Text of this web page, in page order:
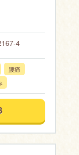
4
腰痛